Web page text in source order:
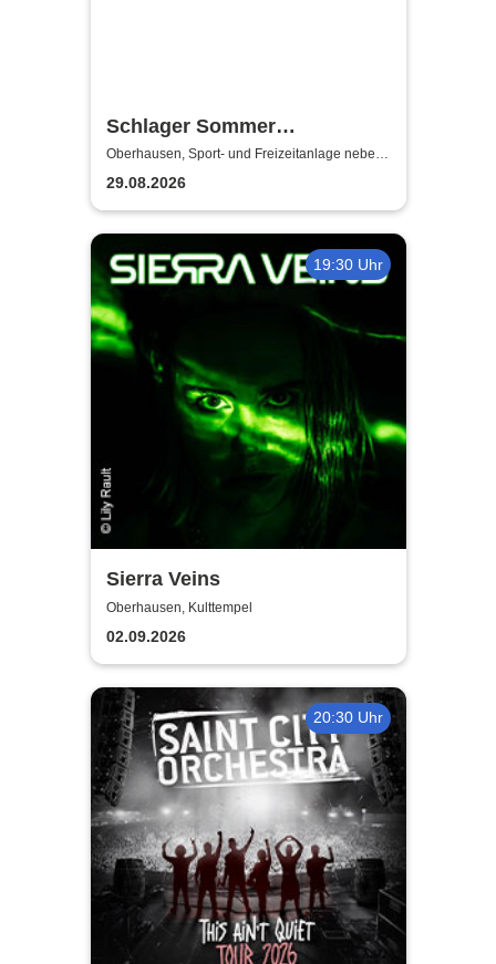
Schlager Sommer
Oberhausen 2026 | Sport- und
Freizeitanlage neben dem
Stadion Niederrhein
Oberhausen, Sport- und Freizeitanlage neben
dem Stadion Niederrhein
29.08.2026
19:30 Uhr
Sierra Veins
Oberhausen, Kulttempel
02.09.2026
20:30 Uhr